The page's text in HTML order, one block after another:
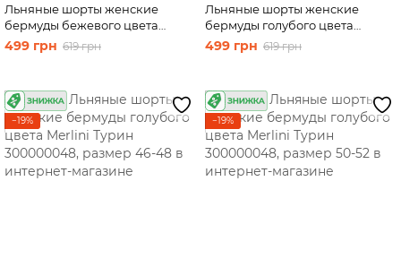
Льняные шорты женские
бермуды бежевого цвета
Merlini Турин 300000047,
размер 54-56
499 грн 619 грн
Льняные шорты женские
бермуды голубого цвета
Merlini Турин 300000048,
размер 42-44
499 грн 619 грн
−19% −19%